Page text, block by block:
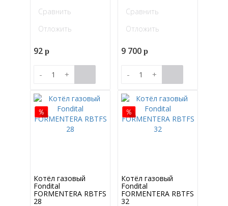
Сравнить
Отложить
92p
- +
Сравнить
Отложить
9 700p
- +
Котёл газовый
Fondital
FORMENTERA RBTFS
28
Котёл газовый
Fondital
FORMENTERA RBTFS
32